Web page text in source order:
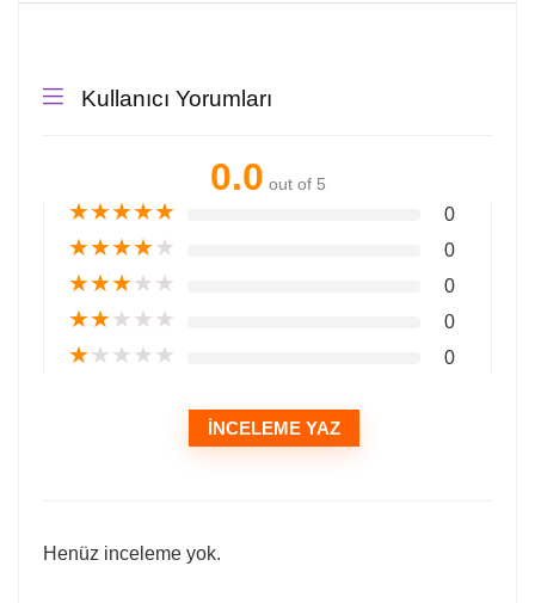
Kullanıcı Yorumları
0.0 out of 5
★★★★★ 0
★★★★★ 0
★★★★★ 0
★★★★★ 0
★★★★★ 0
İNCELEME YAZ
Henüz inceleme yok.